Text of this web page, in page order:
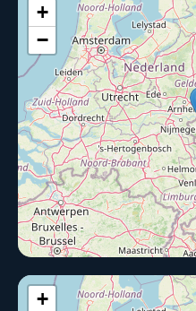
+
−
Niederschlag
+